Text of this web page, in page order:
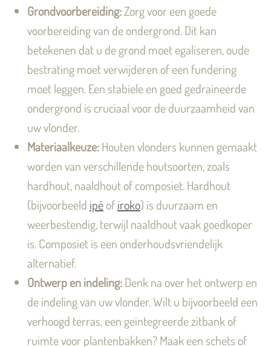
Grondvoorbereiding:Zorg voor een goede
voorbereiding van de ondergrond. Dit kan
betekenen dat u de grond moet egaliseren, oude
bestrating moet verwijderen of een fundering
moet leggen. Een stabiele en goed gedraineerde
ondergrond is cruciaal voor de duurzaamheid van
uw vlonder.
Materiaalkeuze:Houten vlonders kunnen gemaakt
worden van verschillende houtsoorten, zoals
hardhout, naaldhout of composiet. Hardhout
(bijvoorbeeld ipéofiroko) is duurzaam en
weerbestendig, terwijl naaldhout vaak goedkoper
is. Composiet is een onderhoudsvriendelijk
alternatief.
Ontwerp en indeling:Denk na over het ontwerp en
de indeling van uw vlonder. Wilt u bijvoorbeeld een
verhoogd terras, een geïntegreerde zitbank of
ruimte voor plantenbakken? Maak een schets of